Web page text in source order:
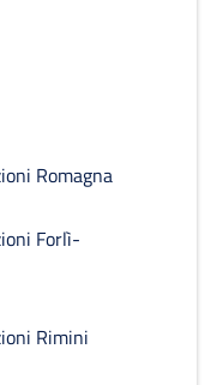
Romagna
Forlì-
Rimini